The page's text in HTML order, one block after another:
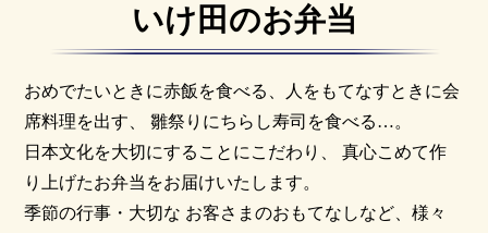
いけ田のお弁当
おめでたいときに赤飯を食べる、人をもてなすときに会
席料理を出す、
雛祭りにちらし寿司を食べる…。
日本文化を大切にすることにこだわり、
真心こめて作
り上げたお弁当をお届けいたします。
季節の行事・大切な お客さまのおもてなしなど、様々